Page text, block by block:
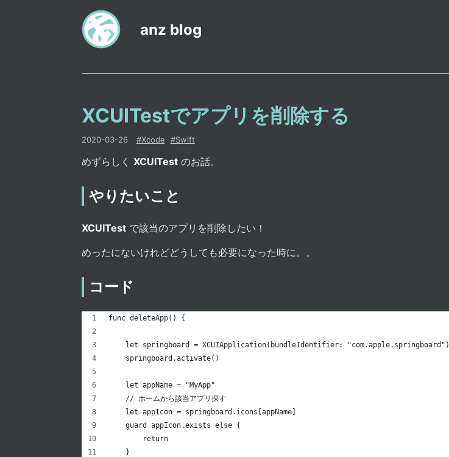
anz blog
XCUITestでアプリを削除する
2020-03-26 #Xcode #Swift
めずらしくXCUITest のお話。
やりたいこと
XCUITest で該当のアプリを削除したい！
めったにないけれどどうしても必要になった時に。。
コード
func deleteApp() {
    let springboard = XCUIApplication(bundleIdentifier: "com.apple.springboard")
    springboard.activate()
    let appName = "MyApp"
    // ホームから該当アプリ探す
    let appIcon = springboard.icons[appName]
    guard appIcon.exists else {
        return
    }